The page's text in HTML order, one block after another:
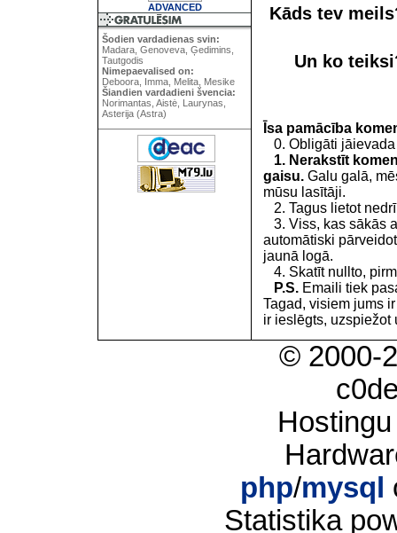
ADVANCED
Šodien vardadienas svin:
Madara, Genoveva, Ģedimins,
Tautgodis
Nimepaevalised on:
Deboora, Imma, Melita, Mesike
Šiandien vardadieni švencia:
Norimantas, Aistė, Laurynas,
Asterija (Astra)
Kāds tev
Un ko
Īsa pamācība
0. Obligāti jāievada
1. Nerakstīt
gaisu. Galu galā,
mūsu lasītāji.
2. Tagus lietot
3. Viss, kas sākās
automātiski
jaunā logā.
4. Skatīt nullto,
P.S. Emaili tiek
Tagad, visiem jums
ir ieslēgts, uzspiežot
© 2000-
php/mysql
Statistika